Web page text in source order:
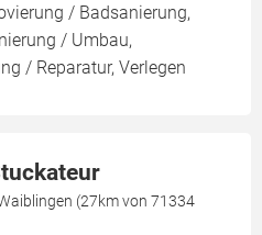
/ Badsanierung,
/ Umbau,
/ Reparatur, Verlegen
(27km von 71334